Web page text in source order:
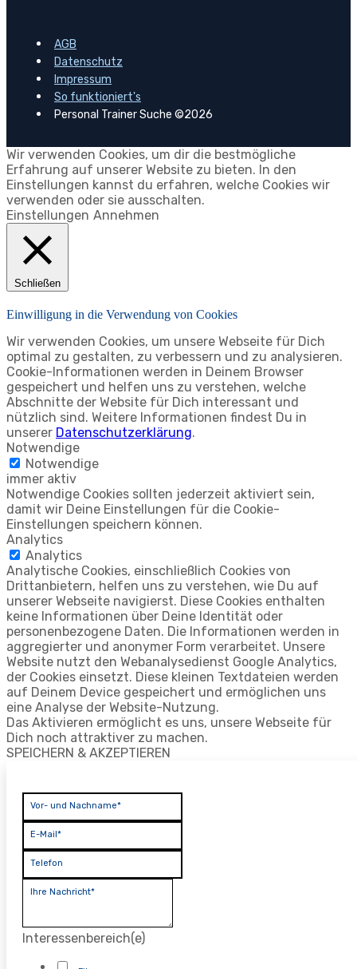
AGB
Datenschutz
Impressum
So funktioniert's
Personal Trainer Suche ©2026
Wir verwenden Cookies, um dir die bestmögliche
Erfahrung auf unserer Website zu bieten. In den
Einstellungen kannst du erfahren, welche Cookies wir
verwenden oder sie ausschalten.
Einstellungen Annehmen
Schließen
Einwilligung in die Verwendung von Cookies
Wir verwenden Cookies, um unsere Webseite für Dich
optimal zu gestalten, zu verbessern und zu analysieren.
Cookie-Informationen werden in Deinem Browser
gespeichert und helfen uns zu verstehen, welche
Abschnitte der Website für Dich interessant und
nützlich sind. Weitere Informationen findest Du in
unserer Datenschutzerklärung.
Notwendige
Notwendige
immer aktiv
Notwendige Cookies sollten jederzeit aktiviert sein,
damit wir Deine Einstellungen für die Cookie-
Einstellungen speichern können.
Analytics
Analytics
Analytische Cookies, einschließlich Cookies von
Drittanbietern, helfen uns zu verstehen, wie Du auf
unserer Webseite navigierst. Diese Cookies enthalten
keine Informationen über Deine Identität oder
personenbezogene Daten. Die Informationen werden in
aggregierter und anonymer Form verarbeitet. Unsere
Website nutzt den Webanalysedienst Google Analytics,
der Cookies einsetzt. Diese kleinen Textdateien werden
auf Deinem Device gespeichert und ermöglichen uns
eine Analyse der Website-Nutzung.
Das Aktivieren ermöglicht es uns, unsere Webseite für
Dich noch attraktiver zu machen.
SPEICHERN & AKZEPTIEREN
Vor- und Nachname*
E-Mail*
Telefon
Ihre Nachricht*
Interessenbereich(e)